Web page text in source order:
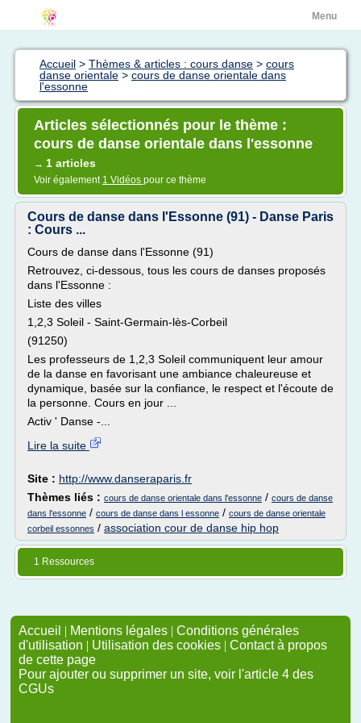
Menu
Accueil > Thèmes & articles : cours danse > cours
danse orientale > cours de danse orientale dans
l'essonne
Articles sélectionnés pour le thème :
cours de danse orientale dans l'essonne
→ 1 articles
Voir également 1 Vidéos pour ce thème
Cours de danse dans l'Essonne (91) - Danse Paris
: Cours ...
Cours de danse dans l'Essonne (91)
Retrouvez, ci-dessous, tous les cours de danses proposés
dans l'Essonne :
Liste des villes
1,2,3 Soleil - Saint-Germain-lès-Corbeil
(91250)
Les professeurs de 1,2,3 Soleil communiquent leur amour
de la danse en favorisant une ambiance chaleureuse et
dynamique, basée sur la confiance, le respect et l'écoute de
la personne. Cours en jour ...
Activ ' Danse -...
Lire la suite
Site : http://www.danseraparis.fr
Thèmes liés : cours de danse orientale dans l'essonne / cours de danse
dans l'essonne / cours de danse dans l essonne / cours de danse orientale
corbeil essonnes / association cour de danse hip hop
1 Ressources
Accueil | Mentions légales | Conditions générales
d'utilisation | Utilisation des cookies | Contact à propos
de cette page
Pour ajouter ou supprimer un site, voir l'article 4 des
CGUs